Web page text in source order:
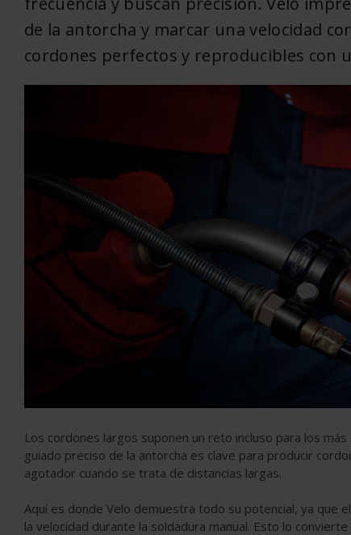
de la antorcha y marcar una velocidad
cordones perfectos y reproducibles con
Los cordones largos suponen un reto incluso para los
guiado preciso de la antorcha es clave para producir
agotador cuando se trata de distancias largas.
Aquí es donde Velo demuestra todo su potencial, ya que
la velocidad durante la soldadura manual. Esto lo